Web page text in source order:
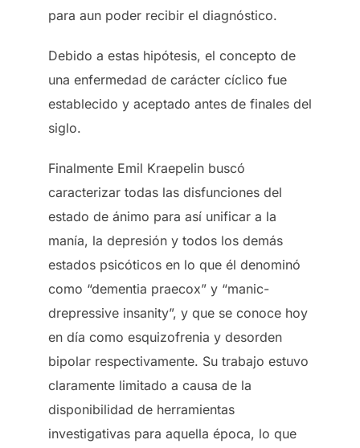
para aun poder recibir el diagnóstico.
Debido a estas hipótesis, el concepto de
una enfermedad de carácter cíclico fue
establecido y aceptado antes de finales del
siglo.
Finalmente Emil Kraepelin buscó
caracterizar todas las disfunciones del
estado de ánimo para así unificar a la
manía, la depresión y todos los demás
estados psicóticos en lo que él denominó
como “dementia praecox” y “manic-
drepressive insanity”, y que se conoce hoy
en día como esquizofrenia y desorden
bipolar respectivamente. Su trabajo estuvo
claramente limitado a causa de la
disponibilidad de herramientas
investigativas para aquella época, lo que